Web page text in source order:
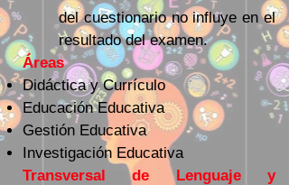
del cuestionario no influye en el
resultado del examen.
Áreas
Didáctica y Currículo
Educación Educativa
Gestión Educativa
Investigación Educativa
Transversal de Lenguaje y